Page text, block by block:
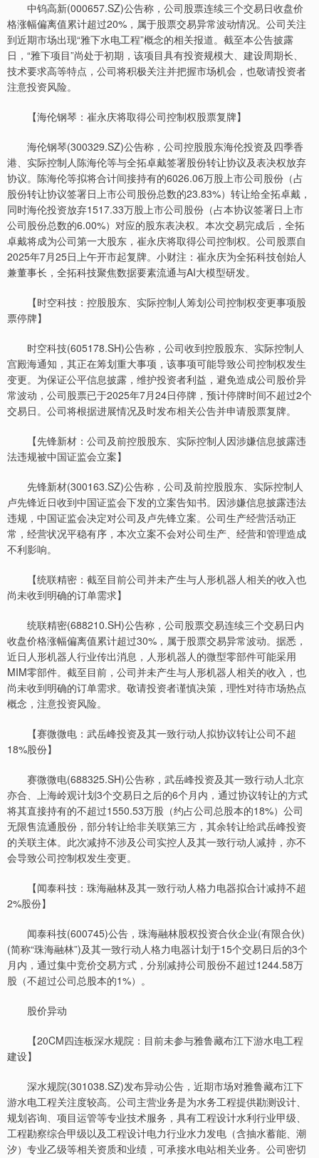
中钨高新(000657.SZ)公告称，公司股票连续三个交易日收盘价
格涨幅偏离值累计超过20%，属于股票交易异常波动情况。公司关注
到近期市场出现“雅下水电工程”概念的相关报道。截至本公告披露
日，“雅下项目”尚处于初期，该项目具有投资规模大、建设周期长、
技术要求高等特点，公司将积极关注并把握市场机会，也敬请投资者
注意投资风险。
【海伦钢琴：崔永庆将取得公司控制权股票复牌】
海伦钢琴(300329.SZ)公告称，公司控股股东海伦投资及四季香
港、实际控制人陈海伦等与全拓卓戴签署股份转让协议及表决权放弃
协议。陈海伦等拟将合计间接持有的6026.06万股上市公司股份（占
股份转让协议签署日上市公司股份总数的23.83%）转让给全拓卓戴，
同时海伦投资放弃1517.33万股上市公司股份（占本协议签署日上市
公司股份总数的6.00%）对应的股东表决权。本次交易完成后，全拓
卓戴将成为公司第一大股东，崔永庆将取得公司控制权。公司股票自
2025年7月25日上午开市起复牌。小财注：崔永庆为全拓科技创始人
兼董事长，全拓科技聚焦数据要素流通与AI大模型研发。
【时空科技：控股股东、实际控制人筹划公司控制权变更事项股
票停牌】
时空科技(605178.SH)公告称，公司收到控股股东、实际控制人
宫殿海通知，其正在筹划重大事项，该事项可能导致公司控制权发生
变更。为保证公平信息披露，维护投资者利益，避免造成公司股价异
常波动，公司股票已于2025年7月24日停牌，预计停牌时间不超过2个
交易日。公司将根据进展情况及时发布相关公告并申请股票复牌。
【先锋新材：公司及前控股股东、实际控制人因涉嫌信息披露违
法违规被中国证监会立案】
先锋新材(300163.SZ)公告称，公司及前控股股东、实际控制人
卢先锋近日收到中国证监会下发的立案告知书。因涉嫌信息披露违法
违规，中国证监会决定对公司及卢先锋立案。公司生产经营活动正
常，经营状况平稳有序，本次立案不会对公司生产、经营和管理造成
不利影响。
【统联精密：截至目前公司并未产生与人形机器人相关的收入也
尚未收到明确的订单需求】
统联精密(688210.SH)公告称，公司股票交易连续三个交易日内
收盘价格涨幅偏离值累计超过30%，属于股票交易异常波动。据悉，
近日人形机器人行业传出消息，人形机器人的微型零部件可能采用
MIM零部件。截至目前，公司并未产生与人形机器人相关的收入，也
尚未收到明确的订单需求。敬请投资者谨慎决策，理性对待市场热点
概念，注意投资风险。
【赛微微电：武岳峰投资及其一致行动人拟协议转让公司不超
18%股份】
赛微微电(688325.SH)公告称，武岳峰投资及其一致行动人北京
亦合、上海岭观计划3个交易日之后的6个月内，通过协议转让的方式
将其直接持有的不超过1550.53万股（约占公司总股本的18%）公司
无限售流通股份，部分转让给非关联第三方，其余转让给武岳峰投资
的关联主体。此次减持不涉及公司实控人及其一致行动人减持，亦不
会导致公司控制权发生变更。
【闻泰科技：珠海融林及其一致行动人格力电器拟合计减持不超
2%股份】
闻泰科技(600745)公告，珠海融林股权投资合伙企业(有限合伙)
(简称“珠海融林”)及其一致行动人格力电器计划于15个交易日后的3个
月内，通过集中竞价交易方式，分别减持公司股份不超过1244.58万
股（不超过公司总股本的1%）。
股价异动
【20CM四连板深水规院：目前未参与雅鲁藏布江下游水电工程
建设】
深水规院(301038.SZ)发布异动公告，近期市场对雅鲁藏布江下
游水电工程关注度较高。公司主营业务是为水务工程提供勘测设计、
规划咨询、项目运管等专业技术服务，具有工程设计水利行业甲级、
工程勘察综合甲级以及工程设计电力行业水力发电（含抽水蓄能、潮
汐）专业乙级等相关资质和业绩，可承接水电站相关业务。公司密切